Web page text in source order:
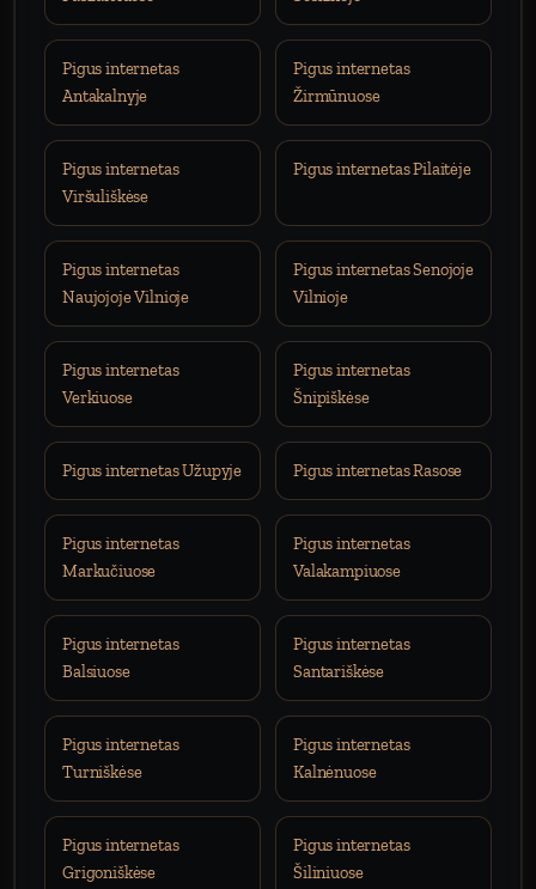
Pigus internetas
Antakalnyje
Pigus internetas
Žirmūnuose
Pigus internetas
Viršuliškėse
Pigus internetas Pilaitėje
Pigus internetas
Naujojoje Vilnioje
Pigus internetas Senojoje
Vilnioje
Pigus internetas
Verkiuose
Pigus internetas
Šnipiškėse
Pigus internetas Užupyje Pigus internetas Rasose
Pigus internetas
Markučiuose
Pigus internetas
Valakampiuose
Pigus internetas
Balsiuose
Pigus internetas
Santariškėse
Pigus internetas
Turniškėse
Pigus internetas
Kalnėnuose
Pigus internetas
Grigoniškėse
Pigus internetas
Šiliniuose